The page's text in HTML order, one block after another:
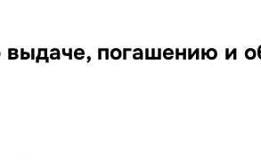
выдаче, погашению и